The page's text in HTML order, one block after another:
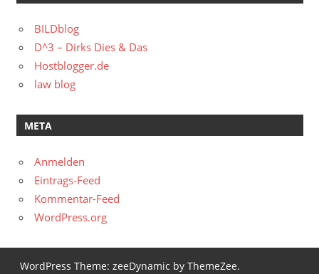
BILDblog
D^3 – Dirks Dies & Das
Hostblogger.de
law blog
META
Anmelden
Eintrags-Feed
Kommentar-Feed
WordPress.org
WordPress Theme: zeeDynamic by ThemeZee.